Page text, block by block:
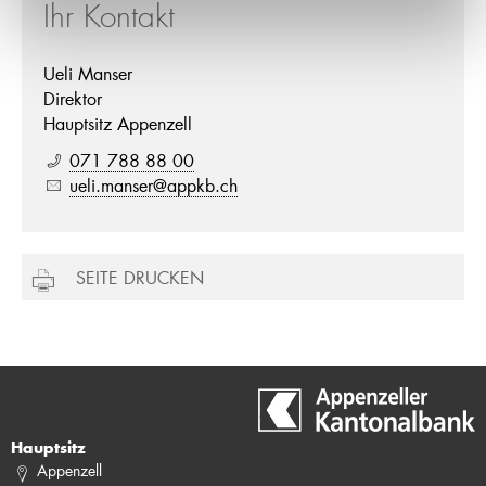
Ihr Kontakt
Ueli Manser
Direktor
Hauptsitz Appenzell
071 788 88 00
ueli.manser@appkb.ch
SEITE DRUCKEN
Hauptsitz
Appenzell